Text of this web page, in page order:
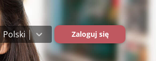
Zaloguj się
Polski